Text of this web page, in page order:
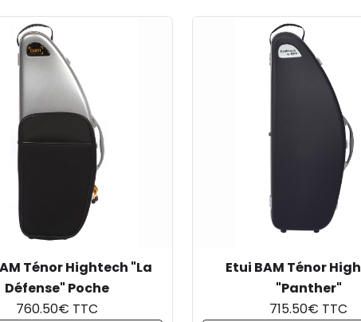
Ténor Hightech "La
Défense" Poche
760.50€ TTC
Etui BAM Ténor
"Panther"
715.50€ TTC